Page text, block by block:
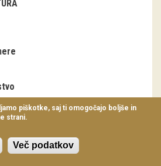
stavb, bivalna
piškotke, saj ti omogočajo boljše in
strani.
Več podatkov